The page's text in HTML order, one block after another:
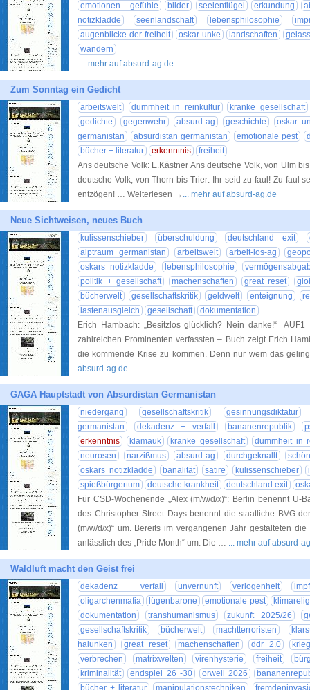
emotionen - gefühle
bilder seelenflügel erkundung
notizkladde
seenlandschaft lebensphilosophie
augenblicke der freiheit
oskar unke landschaften
wandern
... mehr auf absurd-ag.de
Zum Sonntag ein Gedicht
arbeitswelt dummheit in reinkultur
kranke gesellschaft
gedichte
gegenwehr absurd-ag geschichte
oskar
germanistan
absurdistan germanistan emotionale pest
bücher + literatur
erkenntnis
freiheit
Ans deutsche Volk: E.Kästner Ans deutsche Volk, von Ulm
deutsche Volk, von Thorn bis Trier: Ihr seid zu faul! Zu faul
entzögen! … Weiterlesen → ... mehr auf absurd-ag.de
Neue Sichtweisen, neues Buch
kulissenschieber überschuldung deutschland exit
alptraum germanistan
arbeitswelt arbeit-los-ag
oskars notizkladde
lebensphilosophie
politik + gesellschaft
machenschaften great reset
bücherwelt
gesellschaftskritik geldwelt enteignung
lastenausgleich
gesellschaft
dokumentation
Erich Hambach: „Besitzlos glücklich? Nein danke!“
zahlreichen Prominenten verfassten – Buch zeigt Erich
die kommende Krise zu kommen. Denn nur wem das
absurd-ag.de
GAGA Hauptstadt von Absurdistan Germanistan
niedergang gesellschaftskritik
gesinnungsdiktatur
germanistan
dekadenz + verfall bananenrepublik
erkenntnis
klamauk kranke gesellschaft
dummheit in
neurosen
narzißmus absurd-ag durchgeknallt
oskars notizkladde
banalität satire kulissenschieber
spießbürgertum
deutsche krankheit deutschland exit
Für CSD-Wochenende „Alex (m/w/d/x)“: Berlin benennt U-
des Christopher Street Days benennt die staatliche BVG
(m/w/d/x)“ um. Bereits im vergangenen Jahr gestalteten
anlässlich des „Pride Month“ um. Die … ... mehr auf absurd-
Waldluft macht den Geist frei
dekadenz + verfall unvernunft verlogenheit
oligarchenmafia
lügenbarone emotionale pest
dokumentation
transhumanismus zukunft 2025/26
gesellschaftskritik
bücherwelt machtterroristen
halunken
great reset machenschaften ddr 2.0
verbrechen
matrixwelten virenhysterie freiheit
kriminalität
endspiel 26 -30 orwell 2026
bücher + literatur
manipulationstechniken